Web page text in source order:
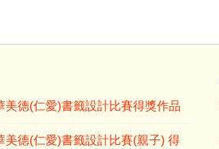
美德(仁愛)書籤設計比賽得獎作品
美德(仁愛)書籤設計比賽(親子) 得